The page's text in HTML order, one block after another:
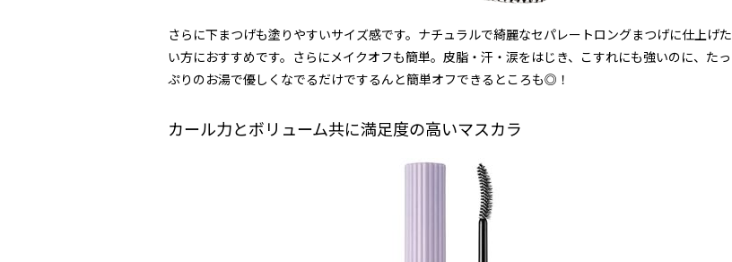
さらに下まつげも塗りやすいサイズ感です。ナチュラルで綺麗なセパレートロングまつげに仕上げた
い方におすすめです。さらにメイクオフも簡単。皮脂・汗・涙をはじき、こすれにも強いのに、たっ
ぷりのお湯で優しくなでるだけでするんと簡単オフできるところも◎！
カール力とボリューム共に満足度の高いマスカラ